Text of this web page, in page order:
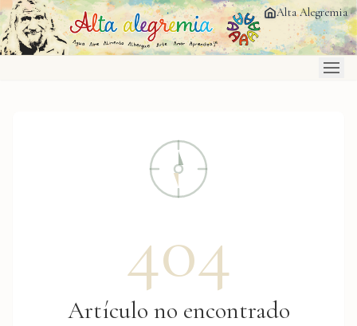
Saltar al contenido principal Alta Alegremia
404
Artículo no encontrado